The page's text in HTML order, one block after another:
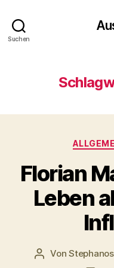
Suchen
Florian
Leben
Beitragsautor
Von